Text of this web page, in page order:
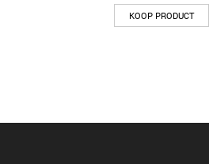
KOOP PRODUCT